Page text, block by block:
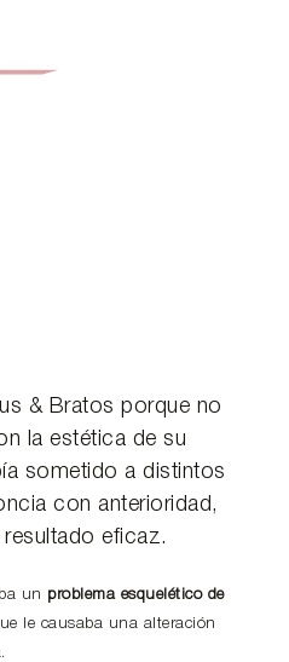
& Bratos porque no
la estética de su
sometido a distintos
con anterioridad,
eficaz.
un problema esquelético de
le causaba una alteración